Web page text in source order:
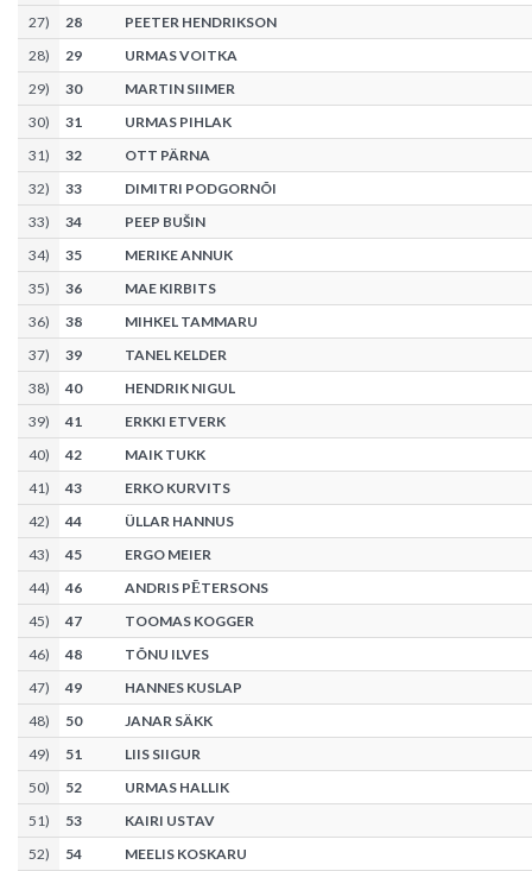
27) 28
PEETER HENDRIKSON
28) 29
URMAS VOITKA
29) 30
MARTIN SIIMER
30) 31
URMAS PIHLAK
31) 32
OTT PÄRNA
32) 33
DIMITRI PODGORNÕI
33) 34
PEEP BUŠIN
34) 35
MERIKE ANNUK
35) 36
MAE KIRBITS
36) 38
MIHKEL TAMMARU
37) 39
TANEL KELDER
38) 40
HENDRIK NIGUL
39) 41
ERKKI ETVERK
40) 42
MAIK TUKK
41) 43
ERKO KURVITS
42) 44
ÜLLAR HANNUS
43) 45
ERGO MEIER
44) 46
ANDRIS PĒTERSONS
45) 47
TOOMAS KOGGER
46) 48
TÕNU ILVES
47) 49
HANNES KUSLAP
48) 50
JANAR SÄKK
49) 51
LIIS SIIGUR
50) 52
URMAS HALLIK
51) 53
KAIRI USTAV
52) 54
MEELIS KOSKARU